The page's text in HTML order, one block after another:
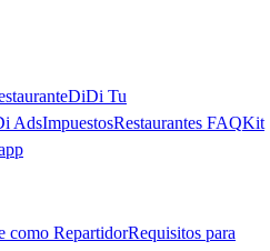
DiDi Tu
AdsImpuestosRestaurantes FAQKit
como RepartidorRequisitos para